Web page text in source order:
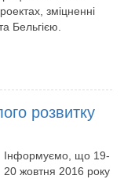
зміцненні
Бельгією.
розвитку
Інформуємо, що 19-
20 жовтня 2016 року